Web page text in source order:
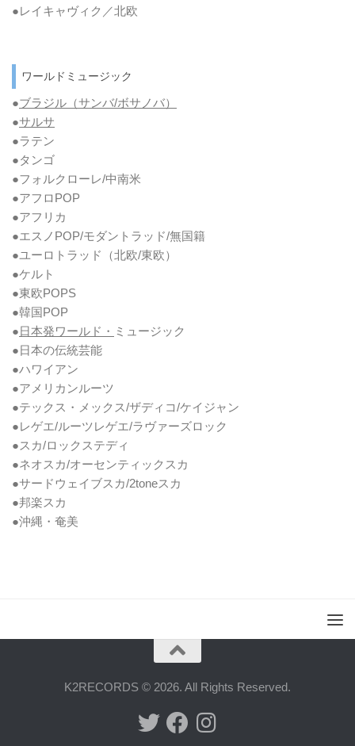
●レイキャヴィク／北欧
ワールドミュージック
●ブラジル（サンバ/ボサノバ）
●サルサ
●ラテン
●タンゴ
●フォルクローレ/中南米
●アフロPOP
●アフリカ
●エスノPOP/モダントラッド/無国籍
●ユーロトラッド（北欧/東欧）
●ケルト
●東欧POPS
●韓国POP
●日本発ワールド・ ミュージック
●日本の伝統芸能
●ハワイアン
●アメリカンルーツ
●テックス・メックス/ザディコ/ケイジャン
●レゲエ/ルーツレゲエ/ラヴァーズロック
●スカ/ロックステディ
●ネオスカ/オーセンティックスカ
●サードウェイブスカ/2toneスカ
●邦楽スカ
●沖縄・奄美
K2RECORDS © 2026. All Rights Reserved.